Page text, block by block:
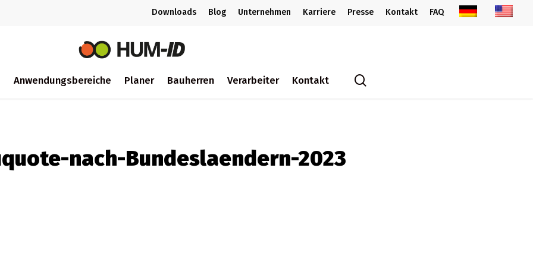
Downloads Blog Unternehmen Karriere Presse Kontakt FAQ
Anwendungsbereiche Planer Bauherren Verarbeiter Kontakt
nach-Bundeslaendern-2023